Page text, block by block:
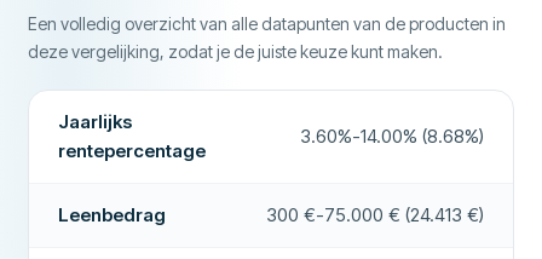
Betaling binnen 24 uur Ja
Rentevrije lening
AANVULLENDE VELDEN
Minimuminkomen 0 €
Nationaal telefoonnummer vereist Ja
Elektronische identificatie Ja
Een volledig overzicht van alle datapunten van de producten in
deze vergelijking, zodat je de juiste keuze kunt maken.
Jaarlijks
rentepercentage
3.60%-14.00% (8.68%)
Leenbedrag 300 €-75.000 € (24.413 €)